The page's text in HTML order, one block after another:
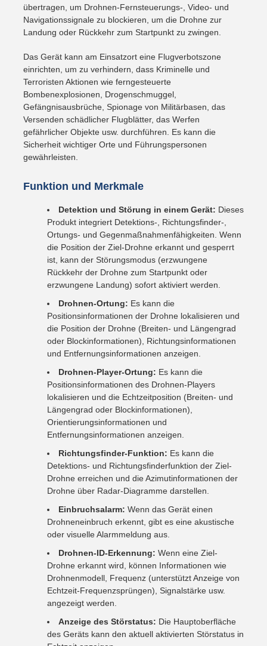
übertragen, um Drohnen-Fernsteuerungs-, Video- und
Navigationssignale zu blockieren, um die Drohne zur
Landung oder Rückkehr zum Startpunkt zu zwingen.
Das Gerät kann am Einsatzort eine Flugverbotszone
einrichten, um zu verhindern, dass Kriminelle und
Terroristen Aktionen wie ferngesteuerte
Bombenexplosionen, Drogenschmuggel,
Gefängnisausbrüche, Spionage von Militärbasen, das
Versenden schädlicher Flugblätter, das Werfen
gefährlicher Objekte usw. durchführen. Es kann die
Sicherheit wichtiger Orte und Führungspersonen
gewährleisten.
Funktion und Merkmale
Detektion und Störung in einem Gerät: Dieses
Produkt integriert Detektions-, Richtungsfinder-,
Ortungs- und Gegenmaßnahmenfähigkeiten. Wenn
die Position der Ziel-Drohne erkannt und gesperrt
ist, kann der Störungsmodus (erzwungene
Rückkehr der Drohne zum Startpunkt oder
erzwungene Landung) sofort aktiviert werden.
Drohnen-Ortung: Es kann die
Positionsinformationen der Drohne lokalisieren und
die Position der Drohne (Breiten- und Längengrad
oder Blockinformationen), Richtungsinformationen
und Entfernungsinformationen anzeigen.
Drohnen-Player-Ortung: Es kann die
Positionsinformationen des Drohnen-Players
lokalisieren und die Echtzeitposition (Breiten- und
Längengrad oder Blockinformationen),
Orientierungsinformationen und
Entfernungsinformationen anzeigen.
Richtungsfinder-Funktion: Es kann die
Detektions- und Richtungsfinderfunktion der Ziel-
Drohne erreichen und die Azimutinformationen der
Drohne über Radar-Diagramme darstellen.
Einbruchsalarm: Wenn das Gerät einen
Drohneneinbruch erkennt, gibt es eine akustische
oder visuelle Alarmmeldung aus.
Drohnen-ID-Erkennung: Wenn eine Ziel-
Drohne erkannt wird, können Informationen wie
Drohnenmodell, Frequenz (unterstützt Anzeige von
Echtzeit-Frequenzsprüngen), Signalstärke usw.
angezeigt werden.
Anzeige des Störstatus: Die Hauptoberfläche
des Geräts kann den aktuell aktivierten Störstatus in